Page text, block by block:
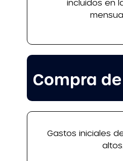
Compra
Gastos iniciales
altos.
incluidos en